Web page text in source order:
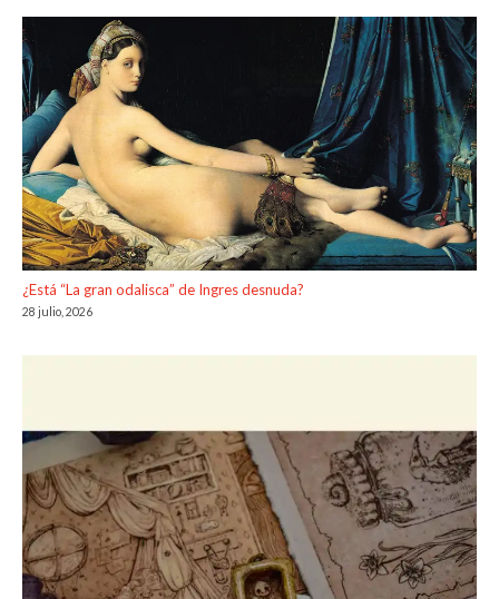
¿Está “La gran odalisca” de Ingres desnuda?
28 julio, 2026